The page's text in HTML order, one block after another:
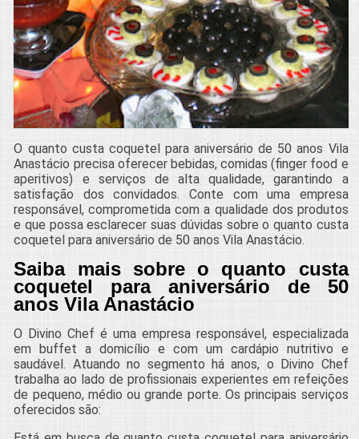
O quanto custa coquetel para aniversário de 50 anos Vila
Anastácio precisa oferecer bebidas, comidas (finger food e
aperitivos) e serviços de alta qualidade, garantindo a
satisfação dos convidados. Conte com uma empresa
responsável, comprometida com a qualidade dos produtos
e que possa esclarecer suas dúvidas sobre o quanto custa
coquetel para aniversário de 50 anos Vila Anastácio.
Saiba mais sobre o quanto custa
coquetel para aniversário de 50
anos Vila Anastácio
O Divino Chef é uma empresa responsável, especializada
em buffet a domicílio e com um cardápio nutritivo e
saudável. Atuando no segmento há anos, o Divino Chef
trabalha ao lado de profissionais experientes em refeições
de pequeno, médio ou grande porte. Os principais serviços
oferecidos são: